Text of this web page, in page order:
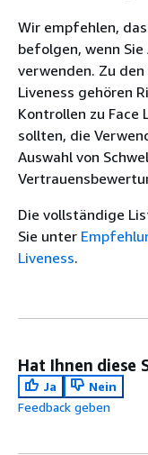
Wir empfehlen,
befolgen, wenn Sie
verwenden. Zu
Liveness gehören
Kontrollen zu Face
sollten, die
Auswahl von
Die vollständige
Sie unter
Liveness.
Hat Ihnen diese
Ja
Nein
Feedback geben